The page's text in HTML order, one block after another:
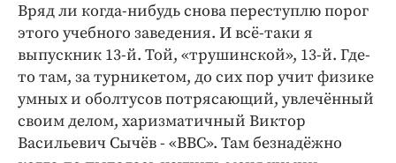
Вряд ли когда-нибудь снова переступлю порог
этого учебного заведения. И всё-таки я
выпускник 13-й. Той, «трушинской», 13-й. Где-
то там, за турникетом, до сих пор учит физике
умных и оболтусов потрясающий, увлечённый
своим делом, харизматичный Виктор
Васильевич Сычёв - «ВВС». Там безнадёжно